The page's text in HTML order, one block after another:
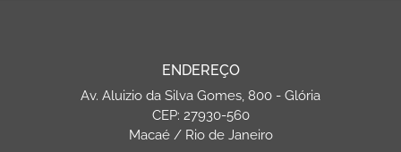
ENDEREÇO
Av. Aluizio da Silva Gomes, 800 - Glória
CEP: 27930-560
Macaé / Rio de Janeiro